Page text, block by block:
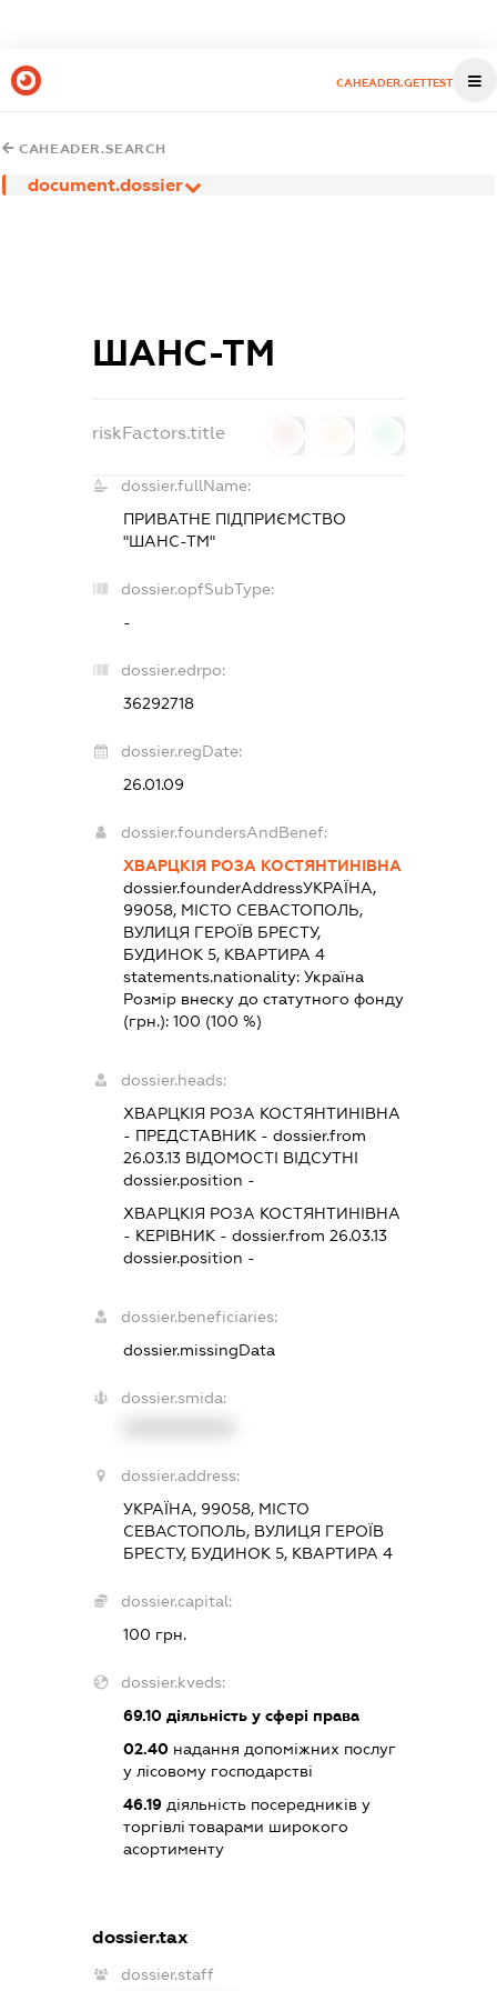
CAHEADER.GETTEST
CAHEADER.SEARCH
document.dossier
ШАНС-ТМ
riskFactors.title
dossier.fullName:
ПРИВАТНЕ ПІДПРИЄМСТВО
"ШАНС-ТМ"
dossier.opfSubType:
-
dossier.edrpo:
36292718
dossier.regDate:
26.01.09
dossier.foundersAndBenef:
ХВАРЦКІЯ РОЗА КОСТЯНТИНІВНА
dossier.founderAddressУКРАЇНА,
99058, МІСТО СЕВАСТОПОЛЬ,
ВУЛИЦЯ ГЕРОЇВ БРЕСТУ,
БУДИНОК 5, КВАРТИРА 4
statements.nationality:Україна
Розмір внеску до статутного фонду
(грн.):100 (100 %)
dossier.heads:
ХВАРЦКІЯ РОЗА КОСТЯНТИНІВНА
- ПРЕДСТАВНИК - dossier.from
26.03.13 ВІДОМОСТІ ВІДСУТНІ
dossier.position -
ХВАРЦКІЯ РОЗА КОСТЯНТИНІВНА
- КЕРІВНИК - dossier.from 26.03.13
dossier.position -
dossier.beneficiaries:
dossier.missingData
dossier.smida:
dossier.address:
УКРАЇНА, 99058, МІСТО
СЕВАСТОПОЛЬ, ВУЛИЦЯ ГЕРОЇВ
БРЕСТУ, БУДИНОК 5, КВАРТИРА 4
dossier.capital:
100 грн.
dossier.kveds:
69.10 діяльність у сфері права
02.40 надання допоміжних послуг
у лісовому господарстві
46.19 діяльність посередників у
торгівлі товарами широкого
асортименту
dossier.tax
dossier.staff